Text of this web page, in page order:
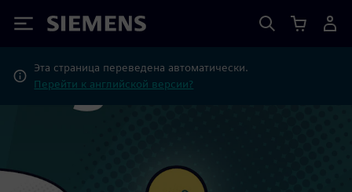
Siemens
Эта страница переведена автоматически.
Перейти к английской версии?